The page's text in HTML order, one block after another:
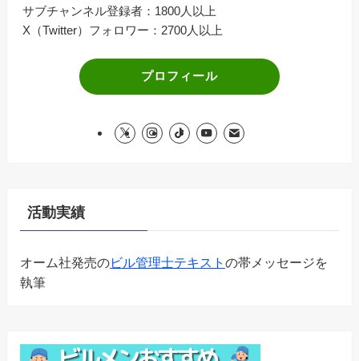
サブチャンネル登録者：1800人以上
X（Twitter）フォロワー：2700人以上
プロフィール
活動実績
オーム社発売のビル管理士テキスト の帯メッセージを
執筆